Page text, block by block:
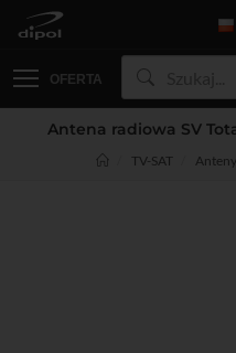
OFERTA
Antena radiowa SV
TV-SAT